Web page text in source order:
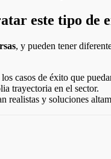
este tipo de
, y pueden tener
casos de éxito que
trayectoria en el sector.
realistas y soluciones